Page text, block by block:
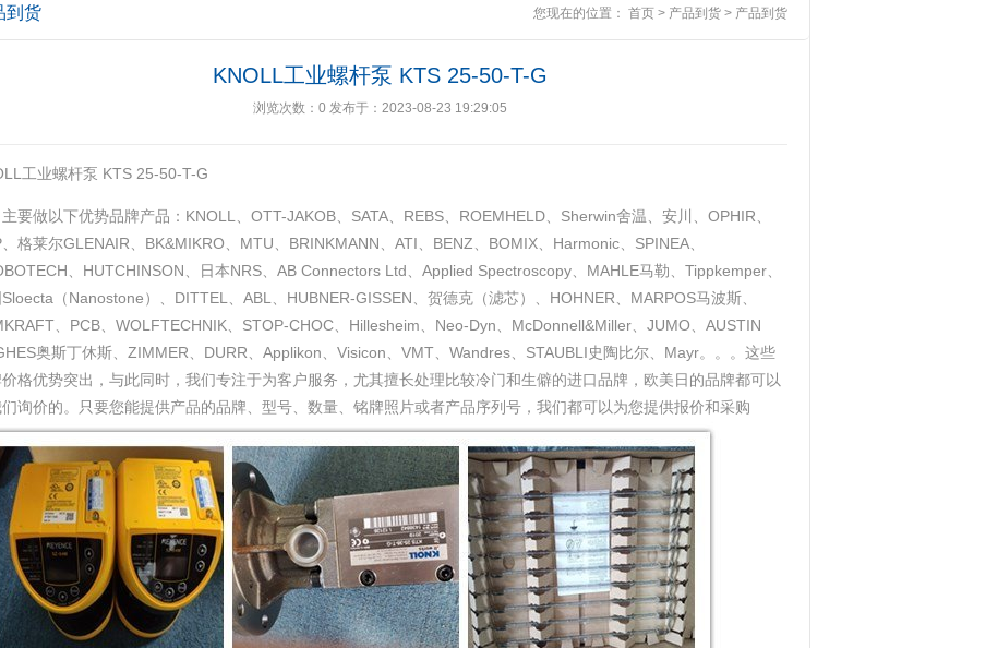
到货 您现在的位置： 首页 > 产品到货 > 产品到货
KNOLL工业螺杆泵 KTS 25-50-T-G
浏览次数： 0 发布于：2023-08-23 19:29:05
工业螺杆泵 KTS 25-50-T-G
要做以下优势品牌产品：KNOLL、OTT-JAKOB、SATA、REBS、ROEMHELD、Sherwin舍温、安川、OPHIR、
格莱尔GLENAIR、BK&MIKRO、MTU、BRINKMANN、ATI、BENZ、BOMIX、Harmonic、SPINEA、
、HUTCHINSON、日本NRS、AB Connectors Ltd、Applied Spectroscopy、MAHLE马勒、Tippkemper、
（Nanostone）、DITTEL、ABL、HUBNER-GISSEN、贺德克（滤芯）、HOHNER、MARPOS马波斯、
、PCB、WOLFTECHNIK、STOP-CHOC、Hillesheim、Neo-Dyn、McDonnell&Miller、JUMO、AUSTIN
奥斯丁休斯、ZIMMER、DURR、Applikon、Visicon、VMT、Wandres、STAUBLI史陶比尔、Mayr。。。这些
格优势突出，与此同时，我们专注于为客户服务，尤其擅长处理比较冷门和生僻的进口品牌，欧美日的品牌都可以
们询价的。只要您能提供产品的品牌、型号、数量、铭牌照片或者产品序列号，我们都可以为您提供报价和采购